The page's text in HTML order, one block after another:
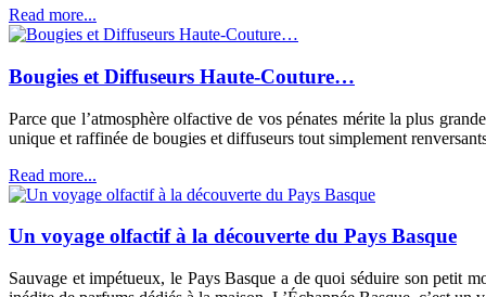
Read more...
Bougies et Diffuseurs Haute-Couture…
Parce que l’atmosphère olfactive de vos pénates mérite la plus
unique et raffinée de bougies et diffuseurs tout simplement
Read more...
Un voyage olfactif à la découverte du Pays Basque
Sauvage et impétueux, le Pays Basque a de quoi séduire son petit